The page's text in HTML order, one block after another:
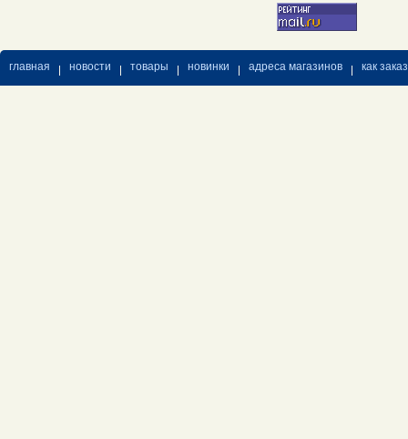
главная новости товары новинки адреса магазинов как